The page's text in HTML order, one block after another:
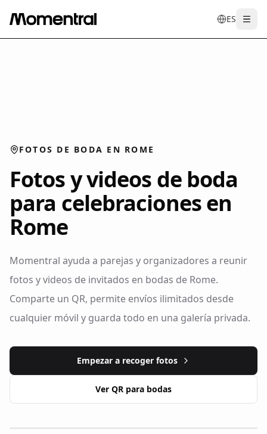
ES
entr dees
FOTOS DE BODA EN ROME
Fotos y videos de boda
para celebraciones en
Rome
Momentral ayuda a parejas y organizadores a reunir
fotos y videos de invitados en bodas de Rome.
Comparte un QR, permite envíos ilimitados desde
cualquier móvil y guarda todo en una galería privada.
Empezar a recoger fotos
Ver QR para bodas